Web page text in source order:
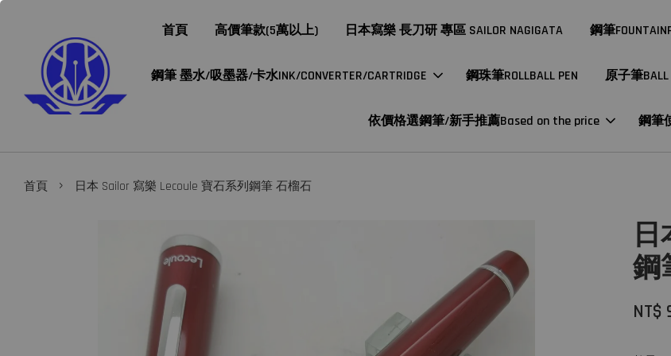
首頁 高價筆款(5萬以上) 日本寫樂 長刀研 專區 SAILOR NAGIGATA 鋼筆
鋼筆 墨水/吸墨器/卡水INK/CONVERTER/CARTRIDGE 鋼珠筆ROLLBALL PEN 原子筆BALL
依價格選鋼筆/新手推薦Based on the price 鋼筆
首頁 › 日本 Sailor 寫樂 Lecoule 寶石系列鋼筆 石榴石
鋼
NT$